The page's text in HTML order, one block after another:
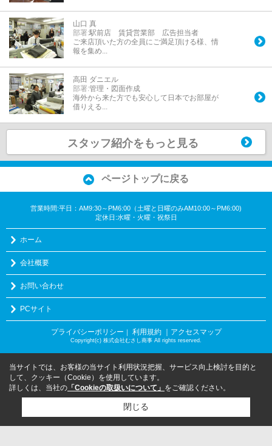
山口 真
部署:駅前店 賃貸営業部 広告担当者
ご来店頂いた方の全員にご満足頂ける様、情
報を集め...
高田 ダニエル
部署:管理・図面作成
海外から来た方でも安心して日本でお部屋が
借りえる...
スタッフ紹介をもっと見る
ページトップに戻る
営業時間:平日：AM9:30～PM6:00（土曜と日曜のみAM10:00～PM6:00)
定休日:水曜・火曜・祝祭日
ホーム
会社概要
お問い合わせ
PCサイト
プライバシーポリシー ｜ 利用規約 ｜アクセスマップ
Copyright(c) 株式会社むさし商事 All rights reserved.
当サイトでは、お客様の当サイト利用状況把握、サービス向上検討を目的と
して、クッキー（Cookie）を使用しています。
詳しくは、当社の 「Cookieの取扱いについて」 をご確認ください。
閉じる